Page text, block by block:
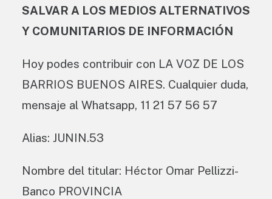
SALVAR A LOS MEDIOS ALTERNATIVOS
Y COMUNITARIOS DE INFORMACIÓN
Hoy podes contribuir con LA VOZ DE LOS
BARRIOS BUENOS AIRES. Cualquier duda,
mensaje al Whatsapp, 11 21 57 56 57
Alias: JUNIN.53
Nombre del titular: Héctor Omar Pellizzi-
Banco PROVINCIA